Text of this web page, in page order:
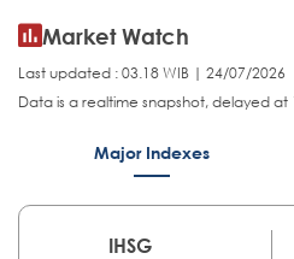
Market Watch
Last updated : 03.18 WIB | 24/07/2026
Data is a realtime snapshot, delayed at
Major Indexes
IHSG